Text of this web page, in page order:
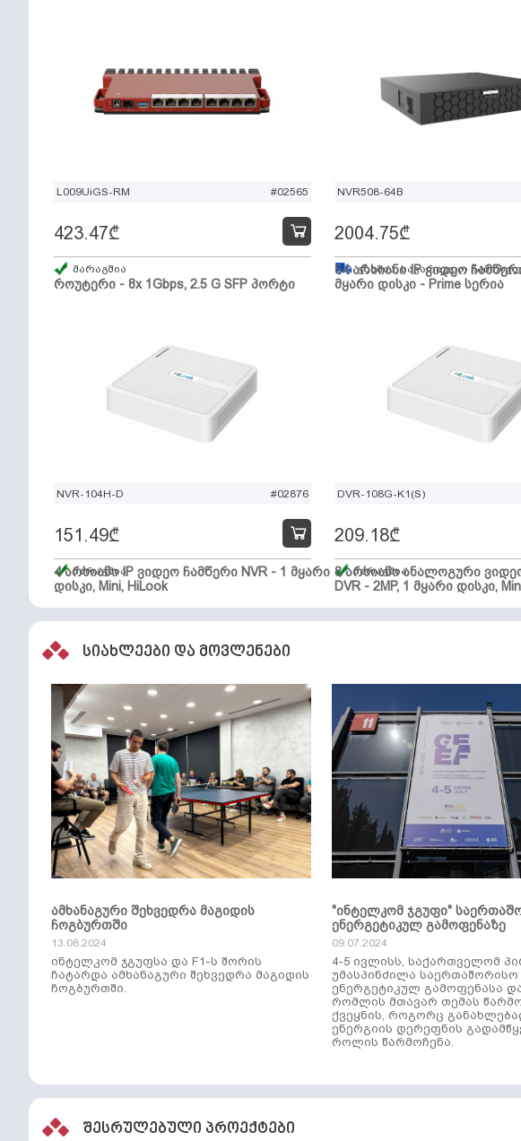
L009UiGS-RM #02565
როუტერი - 8x 1Gbps, 2.5 G SFP პორტი
423.47₾
მარაგშია
NVR508-64B
64 არხიანი IP ვიდეო
მყარი დისკი - Prime სერია
2004.75₾
გზაშია, სავარაუდო
NVR-104H-D #02876
4 არხიანი IP ვიდეო ჩამწერი NVR - 1 მყარი
დისკი, Mini, HiLook
151.49₾
მარაგშია
DVR-108G-K1(S)
8 არხიანი ანალოგური
DVR - 2MP, 1 მყარი დისკი,
209.18₾
მარაგშია
სიახლეები და მოვლენები
ამხანაგური შეხვედრა მაგიდის
ჩოგბურთში
13.08.2024
ინტელკომ ჯგუფსა და F1-ს შორის
ჩატარდა ამხანაგური შეხვედრა მაგიდის
ჩოგბურთში.
"ინტელკომ ჯგუფი"
ენერგეტიკულ გამოფენაზე
09.07.2024
4-5 ივლისს, საქართველომ
უმასპინძილა საერთაშორისო
ენერგეტიკულ გამოფენასა
რომლის მთავარ თემას
ქვეყნის, როგორც
ენერგიის დერეფნის
როლის წარმოჩენა.
შესრულებული პროექტები